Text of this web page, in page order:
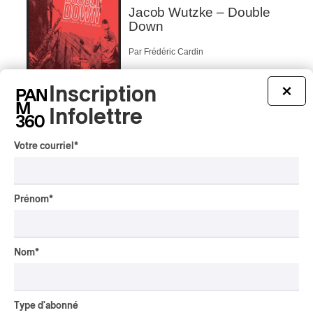
Jacob Wutzke – Double
Down
Par Frédéric Cardin
CLASSIQUE OCCIDENTAL
CLASSIQUE
Alain Trudel; Orchestre
symphonique de Trois-
| Marc Hervieux chante 35
×
Inscription
Infolettre
Votre courriel *
Prénom*
Nom*
Type d'abonné